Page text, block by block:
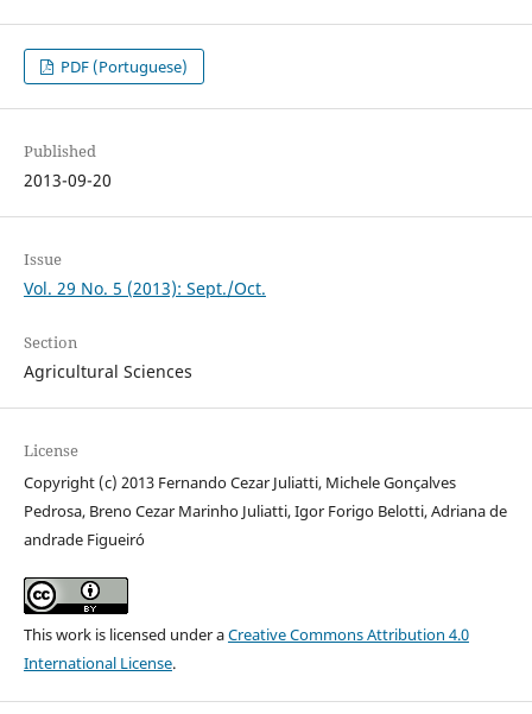
PDF (Portuguese)
Published
2013-09-20
Issue
Vol. 29 No. 5 (2013): Sept./Oct.
Section
Agricultural Sciences
License
Copyright (c) 2013 Fernando Cezar Juliatti, Michele Gonçalves
Pedrosa, Breno Cezar Marinho Juliatti, Igor Forigo Belotti, Adriana de
andrade Figueiró
This work is licensed under aCreative Commons Attribution 4.0
International License.